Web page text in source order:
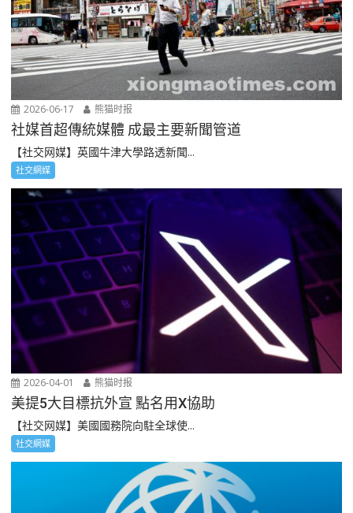
2026-06-17 熊猫时报
社媒首超傳統媒體 成最主要新聞管道
【社交网媒】英國牛津大學路透新聞...
社交網媒
2026-04-01 熊猫时报
美提5大目標抗外宣 點名用X協助
【社交网媒】美國國務院向駐全球使...
社交網媒